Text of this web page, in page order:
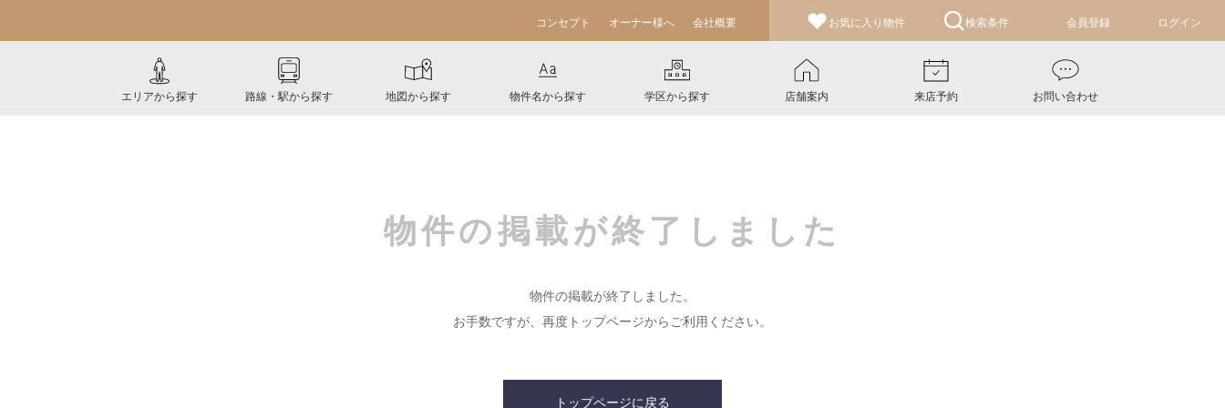
コンセプト オーナー様へ 会社概要 お気に入り 物件 検索条件 会員登録 ログイン
エリアから探す 路線・駅から探す 地図から探す 物件名から探す 学区から探す 店舗案内 来店予約 お問い合わせ
物件の掲載が終了しました
物件の掲載が終了しました。
お手数ですが、再度トップページからご利用ください。
トップページに戻る